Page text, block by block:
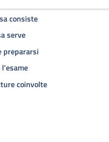
consistedella pagina
servedella pagina Scintigrafia
prepararsi della pagina
l'esamedella pagina
coinvoltedella pagina